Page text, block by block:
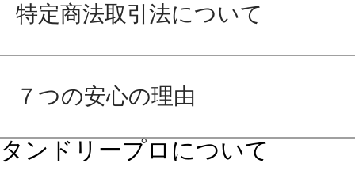
特定商法取引法について
７つの安心の理由
タンドリープロについて